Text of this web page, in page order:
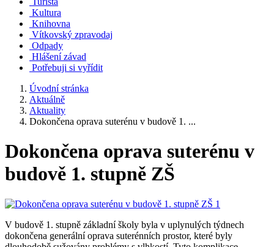
Kultura
Knihovna
Vítkovský zpravodaj
Odpady
Hlášení závad
Potřebuji si vyřídit
Úvodní stránka
Aktuálně
Aktuality
Dokončena oprava suterénu v budově 1. ...
Dokončena oprava suterénu v
budově 1. stupně ZŠ
V budově 1. stupně základní školy byla v uplynulých týdnech
dokončena generální oprava suterénních prostor, které byly